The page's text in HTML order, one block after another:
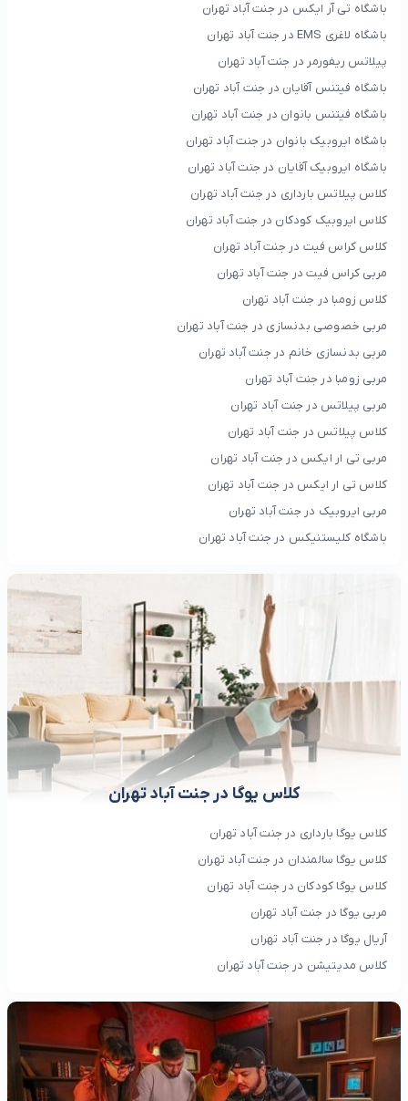
باشگاه تی آر ایکس در جنت آباد تهران
باشگاه لاغری EMS در جنت آباد تهران
پیلاتس ریفورمر در جنت آباد تهران
باشگاه فیتنس آقایان در جنت آباد تهران
باشگاه فیتنس بانوان در جنت آباد تهران
باشگاه ایروبیک بانوان در جنت آباد تهران
باشگاه ایروبیک آقایان در جنت آباد تهران
کلاس پیلاتس بارداری در جنت آباد تهران
کلاس ایروبیک کودکان در جنت آباد تهران
کلاس کراس فیت در جنت آباد تهران
مربی کراس فیت در جنت آباد تهران
کلاس زومبا در جنت آباد تهران
مربی خصوصی بدنسازی در جنت آباد تهران
مربی بدنسازی خانم در جنت آباد تهران
مربی زومبا در جنت آباد تهران
مربی پیلاتس در جنت آباد تهران
کلاس پیلاتس در جنت آباد تهران
مربی تی ار ایکس در جنت آباد تهران
کلاس تی ار ایکس در جنت آباد تهران
مربی ایروبیک در جنت آباد تهران
باشگاه کلیستنیکس در جنت آباد تهران
کلاس یوگا در جنت آباد تهران
کلاس یوگا بارداری در جنت آباد تهران
کلاس یوگا سالمندان در جنت آباد تهران
کلاس یوگا کودکان در جنت آباد تهران
مربی یوگا در جنت آباد تهران
آریال یوگا در جنت آباد تهران
کلاس مدیتیشن در جنت آباد تهران